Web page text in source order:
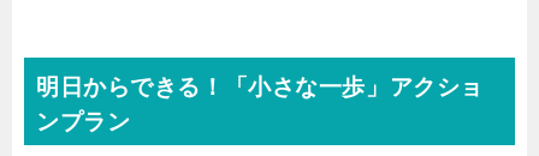
明日からできる！「小さな一歩」アクショ
ンプラン